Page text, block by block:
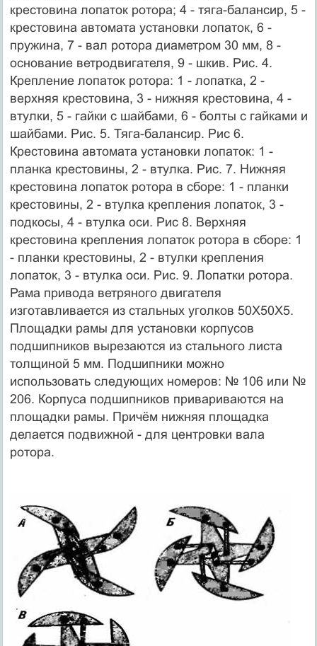
крестовина лопаток ротора; 4 - тяга-балансир, 5 -
крестовина автомата установки лопаток, 6 -
пружина, 7 - вал ротора диаметром 30 мм, 8 -
основание ветродвигателя, 9 - шкив. Рис. 4.
Крепление лопаток ротора: 1 - лопатка, 2 -
верхняя крестовина, 3 - нижняя крестовина, 4 -
втулки, 5 - гайки с шайбами, 6 - болты с гайками и
шайбами. Рис. 5. Тяга-балансир. Рис 6.
Крестовина автомата установки лопаток: 1 -
планка крестовины, 2 - втулка. Рис. 7. Нижняя
крестовина лопаток ротора в сборе: 1 - планки
крестовины, 2 - втулка крепления лопаток, 3 -
подкосы, 4 - втулка оси. Рис 8. Верхняя
крестовина крепления лопаток ротора в сборе: 1
- планки крестовины, 2 - втулки крепления
лопаток, 3 - втулка оси. Рис. 9. Лопатки ротора.
Рама привода ветряного двигателя
изготавливается из стальных уголков 50X50X5.
Площадки рамы для установки корпусов
подшипников вырезаются из стального листа
толщиной 5 мм. Подшипники можно
использовать следующих номеров: № 106 или №
206. Корпуса подшипников привариваются на
площадки рамы. Причём нижняя площадка
делается подвижной - для центровки вала
ротора.